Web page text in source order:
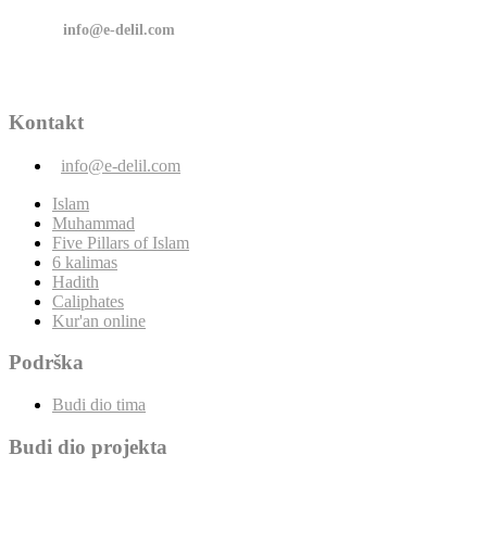
info@e-delil.com
Kontakt
info@e-delil.com
Islam
Muhammad
Five Pillars of Islam
6 kalimas
Hadith
Caliphates
Kur'an online
Podrška
Budi dio tima
Budi dio projekta